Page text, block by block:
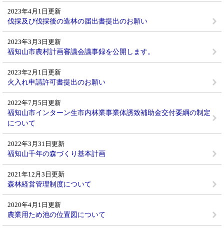
2023年4月1日更新
伐採及び伐採後の造林の届出書提出のお願い
2023年3月3日更新
福知山市農村計画審議会議事録を公開します。
2023年2月1日更新
火入れ申請許可書提出のお願い
2022年7月5日更新
福知山市インターン生市内林業事業体誘致補助金交付要綱の制定
について
2022年3月31日更新
福知山千年の森づくり基本計画
2021年12月3日更新
森林経営管理制度について
2020年4月1日更新
農業用ため池の位置図について